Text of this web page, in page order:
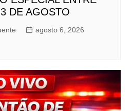
DE AGOSTO
agosto 6, 2026